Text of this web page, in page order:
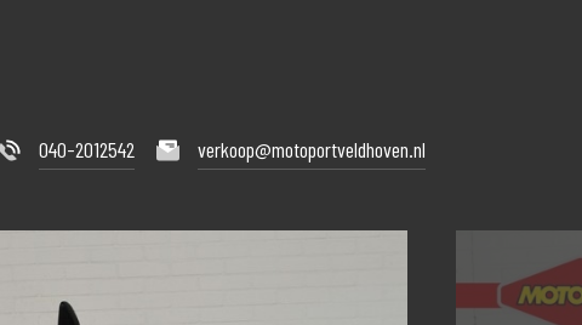
040-2012542 verkoop@motoportveldhoven.nl